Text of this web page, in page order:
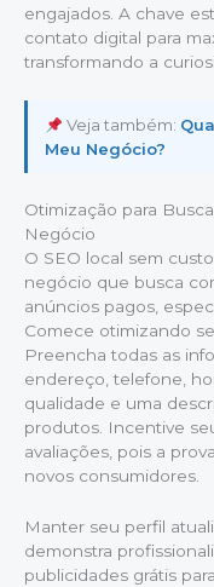
engajados. A chave
contato digital para
transformando a
Veja também:
Meu Negócio?
Otimização para
Negócio
O SEO local sem
negócio que busca
anúncios pagos,
Comece otimizando
Preencha todas as
endereço, telefone,
qualidade e uma
produtos. Incentive
avaliações, pois a
novos consumidores.
Manter seu perfil
demonstra
publicidades grátis